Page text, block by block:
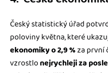
Český statistický úřad
poloviny května, které
ekonomiky o 2,9 %za první
vzrostlonejrychleji za